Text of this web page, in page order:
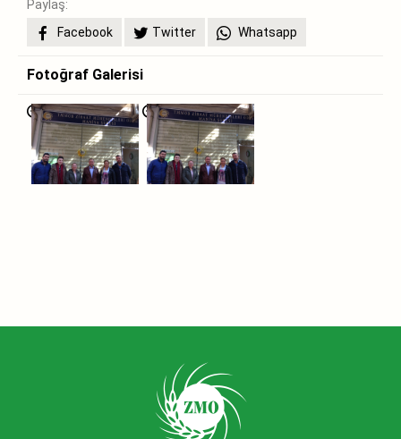
Paylaş:
Facebook
Twitter Whatsapp
Fotoğraf Galerisi